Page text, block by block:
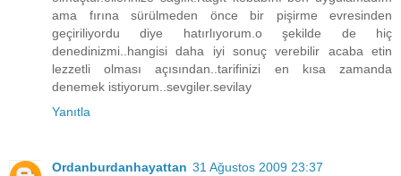
ama fırına sürülmeden önce bir pişirme evresinden
geçiriliyordu diye hatırlıyorum.o şekilde de hiç
denedinizmi..hangisi daha iyi sonuç verebilir acaba etin
lezzetli olması açısından..tarifinizi en kısa zamanda
denemek istiyorum..sevgiler.sevilay
Yanıtla
Ordanburdanhayattan 31 Ağustos 2009 23:37